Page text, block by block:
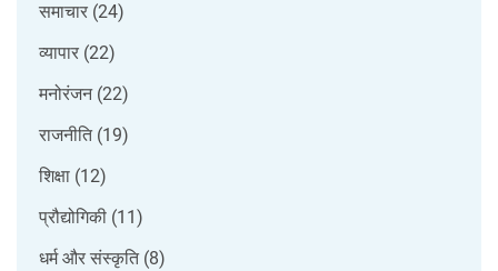
समाचार (24)
व्यापार (22)
मनोरंजन (22)
राजनीति (19)
शिक्षा (12)
प्रौद्योगिकी (11)
धर्म और संस्कृति (8)